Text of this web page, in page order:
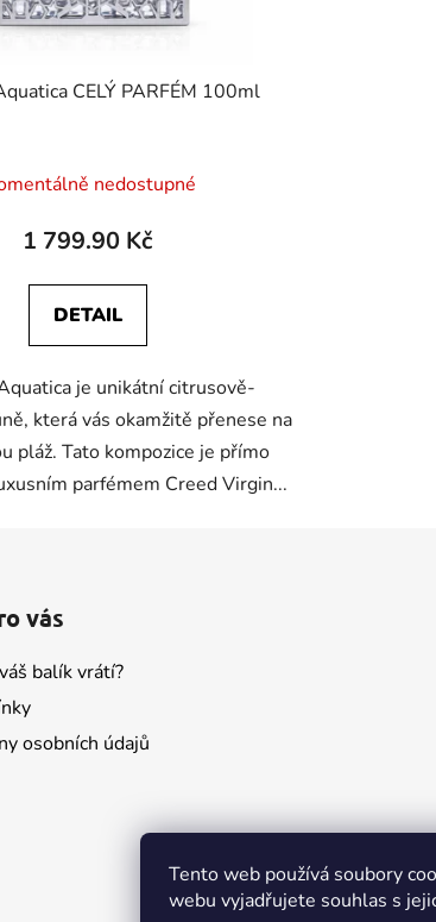
Tento web používá soubory
webu vyjadřujete souhlas s
CELÝ PARFÉM 100ml
nedostupné
1 799.90 Kč
DETAIL
je unikátní citrusově-
která vás okamžitě přenese na
pláž. Tato kompozice je přímo
parfémem Creed Virgin...
vás
balík vrátí?
osobních údajů